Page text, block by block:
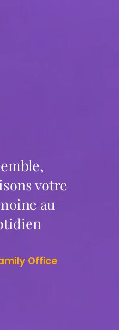
votre
au
Office